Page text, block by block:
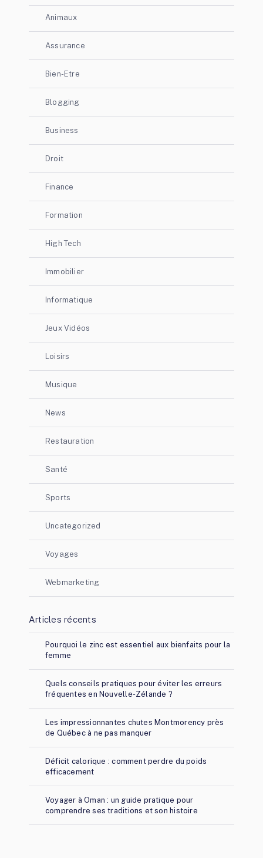
Animaux
Assurance
Bien-Etre
Blogging
Business
Droit
Finance
Formation
High Tech
Immobilier
Informatique
Jeux Vidéos
Loisirs
Musique
News
Restauration
Santé
Sports
Uncategorized
Voyages
Webmarketing
Articles récents
Pourquoi le zinc est essentiel aux bienfaits pour la
femme
Quels conseils pratiques pour éviter les erreurs
fréquentes en Nouvelle-Zélande ?
Les impressionnantes chutes Montmorency près
de Québec à ne pas manquer
Déficit calorique : comment perdre du poids
efficacement
Voyager à Oman : un guide pratique pour
comprendre ses traditions et son histoire